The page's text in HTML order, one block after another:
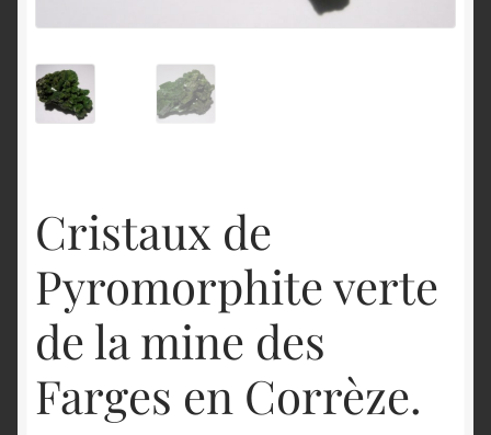
Cristaux de
Pyromorphite verte
de la mine des
Farges en Corrèze.